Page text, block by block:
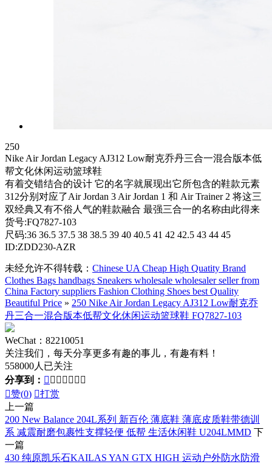
250
Nike Air Jordan Legacy AJ312 Low耐克乔丹三合一混合版本低
帮文化休闲运动篮球鞋
有着交错结合的设计 它的名字就展现出它所包含的鞋款元素
312分别对应了Air Jordan 3 Air Jordan 1 和 Air Trainer 2 将这三
双经典又有不俗人气的鞋款融合 最强三合一的名称由此得来
货号:FQ7827-103
尺码:36 36.5 37.5 38 38.5 39 40 40.5 41 42 42.5 43 44 45
ID:ZDD230-AZR
未经允许不得转载： Chinese UA Cheap High Quatity Brand
Clothes Bags handbags Sneakers wholesale wholesaler seller from
China Factory suppliers Fashion Clothing Shoes best Quality
Beautiful Price » 250 Nike Air Jordan Legacy AJ312 Low耐克乔
丹三合一混合版本低帮文化休闲运动篮球鞋 FQ7827-103
WeChat：82210051
关注我们，每天分享更多有趣的事儿，有趣有料！
558000人已关注
分享到：       
赞(0) 打赏
上一篇
200 New Balance 204L系列 新百伦 薄底鞋 薄底皮质鞋带德训
系 减震耐磨包裹性支撑轻便 低帮 生活休闲鞋 U204LMMD 下
一篇
430 纯原凯乐石KAILAS YAN GTX HIGH 运动户外防水防滑